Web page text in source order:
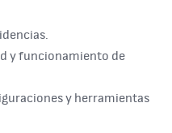
y funcionamiento de
y herramientas